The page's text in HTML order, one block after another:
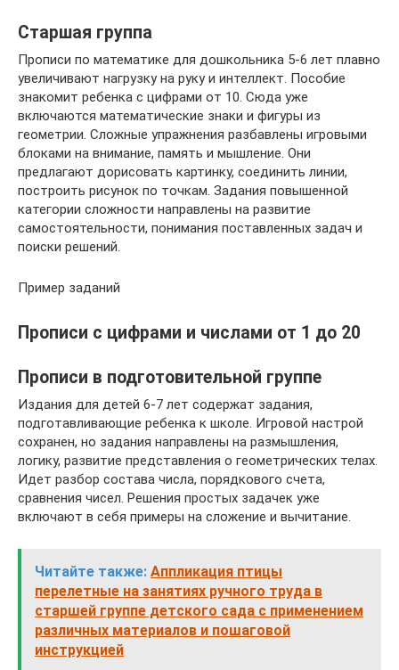
Старшая группа
Прописи по математике для дошкольника 5-6 лет плавно
увеличивают нагрузку на руку и интеллект. Пособие
знакомит ребенка с цифрами от 10. Сюда уже
включаются математические знаки и фигуры из
геометрии. Сложные упражнения разбавлены игровыми
блоками на внимание, память и мышление. Они
предлагают дорисовать картинку, соединить линии,
построить рисунок по точкам. Задания повышенной
категории сложности направлены на развитие
самостоятельности, понимания поставленных задач и
поиски решений.
Пример заданий
Прописи с цифрами и числами от 1 до 20
Прописи в подготовительной группе
Издания для детей 6-7 лет содержат задания,
подготавливающие ребенка к школе. Игровой настрой
сохранен, но задания направлены на размышления,
логику, развитие представления о геометрических телах.
Идет разбор состава числа, порядкового счета,
сравнения чисел. Решения простых задачек уже
включают в себя примеры на сложение и вычитание.
Читайте также: Аппликация птицы
перелетные на занятиях ручного труда в
старшей группе детского сада с применением
различных материалов и пошаговой
инструкцией